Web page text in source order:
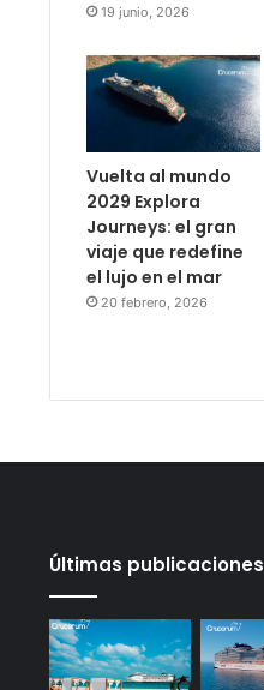
19 junio, 2026
Vuelta al mundo
2029 Explora
Journeys: el gran
viaje que redefine
el lujo en el mar
20 febrero, 2026
Últimas publicaciones